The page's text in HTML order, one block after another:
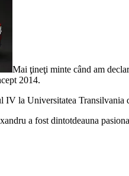
Mai ţineţi minte când am
2014.
IV la Universitatea
a fost dintotdeauna